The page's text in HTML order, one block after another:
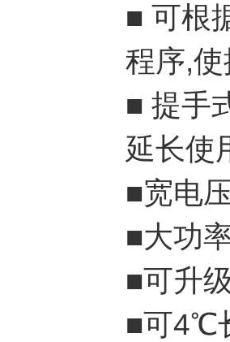
■ 可根
程序,
■ 提手
延长使
■宽电
■大功
■可升
■可4℃